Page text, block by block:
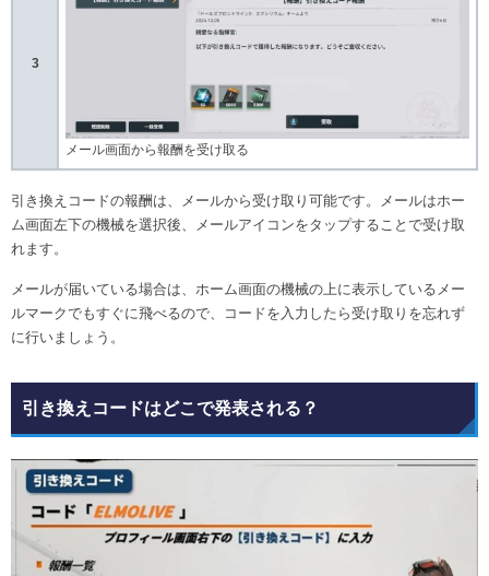
3
メール画面から報酬を受け取る
引き換えコードの報酬は、メールから受け取り可能です。メールはホー
ム画面左下の機械を選択後、メールアイコンをタップすることで受け取
れます。
メールが届いている場合は、ホーム画面の機械の上に表示しているメー
ルマークでもすぐに飛べるので、コードを入力したら受け取りを忘れず
に行いましょう。
引き換えコードはどこで発表される？